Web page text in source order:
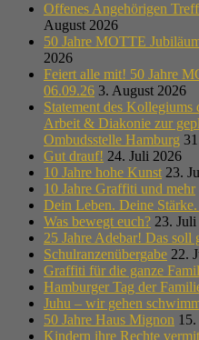
Offenes Angehörigen
August 2026
50 Jahre MOTTE
2026
Feiert alle mit! 50 Jahre
06.09.26 3. August 2026
Statement des
Arbeit & Diakonie zur
Ombudsstelle Hamburg
Gut drauf! 24. Juli 2026
10 Jahre hohe Kunst 23.
10 Jahre Graffiti und mehr
Dein Leben. Deine
Was bewegt euch? 23.
25 Jahre Adebar! Das
Schulranzenübergabe 22.
Graffiti für die ganze
Hamburger Tag der
Juhu – wir gehen
50 Jahre Haus Mignon
Kindern ihre Rechte